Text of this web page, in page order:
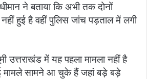
ने बताया कि अभी तक दोनों
नहीं हुई है वहीं पुलिस जांच पड़ताल में लगी
उत्तराखंड में यह पहला मामला नहीं है
मामले सामने आ चुके हैं जहां बड़े बड़े